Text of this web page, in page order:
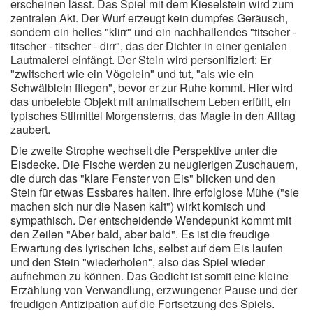
erscheinen lässt. Das Spiel mit dem Kieselstein wird zum
zentralen Akt. Der Wurf erzeugt kein dumpfes Geräusch,
sondern ein helles "klirr" und ein nachhallendes "titscher -
titscher - titscher - dirr", das der Dichter in einer genialen
Lautmalerei einfängt. Der Stein wird personifiziert: Er
"zwitschert wie ein Vögelein" und tut, "als wie ein
Schwälblein fliegen", bevor er zur Ruhe kommt. Hier wird
das unbelebte Objekt mit animalischem Leben erfüllt, ein
typisches Stilmittel Morgensterns, das Magie in den Alltag
zaubert.
Die zweite Strophe wechselt die Perspektive unter die
Eisdecke. Die Fische werden zu neugierigen Zuschauern,
die durch das "klare Fenster von Eis" blicken und den
Stein für etwas Essbares halten. Ihre erfolglose Mühe ("sie
machen sich nur die Nasen kalt") wirkt komisch und
sympathisch. Der entscheidende Wendepunkt kommt mit
den Zeilen "Aber bald, aber bald". Es ist die freudige
Erwartung des lyrischen Ichs, selbst auf dem Eis laufen
und den Stein "wiederholen", also das Spiel wieder
aufnehmen zu können. Das Gedicht ist somit eine kleine
Erzählung von Verwandlung, erzwungener Pause und der
freudigen Antizipation auf die Fortsetzung des Spiels.